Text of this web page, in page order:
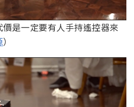
是一定要有人手持遙控器來
）